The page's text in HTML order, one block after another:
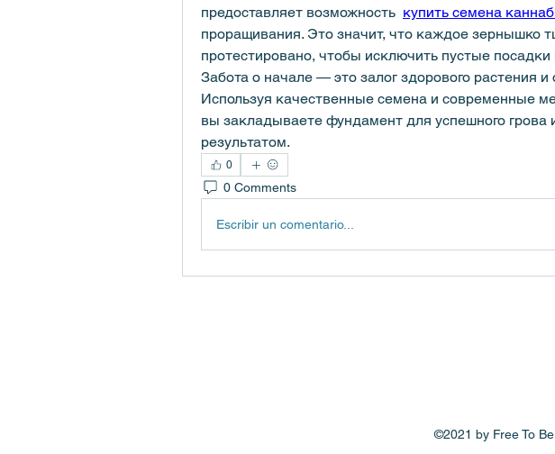
предоставляет возможность купить семена
проращивания. Это значит, что каждое зернышко
протестировано, чтобы исключить пустые посадки
Забота о начале — это залог здорового растения и
Используя качественные семена и современные
вы закладываете фундамент для успешного грова
результатом.
0
0 Comments
Escribir un comentario...
©2021 by Free To